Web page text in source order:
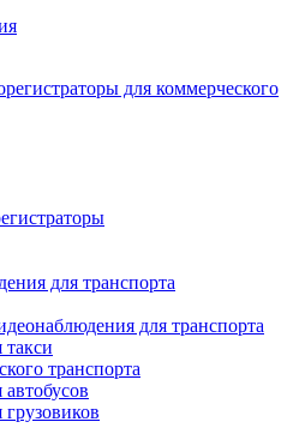
для коммерческого
для транспорта
для транспорта
транспорта